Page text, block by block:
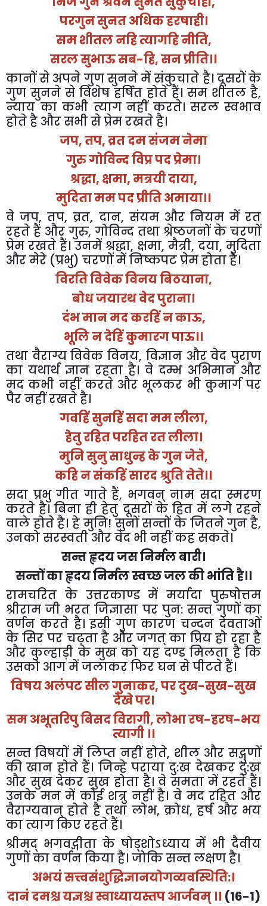
परगुनसुनतअधिकहरषाही।
समशीतलनहित्यागहिनीति,
सरलसुभाऊसब-हि,सनप्रीति।।
कानोंसे अपने गुणसुननेमेंसंकुचाते है। दूसरोंके
गुण सुनने से विशेष हर्षित होते हैं। सम शीतल है,
न्याय का कभी त्याग नहीं करते। सरल स्वभाव
होतेहै औरसभीसेप्रेमरखतेहै।
जप,तप,व्रतदमसंजमनेमा
गुरुगोविन्दविप्रपदप्रेमा।
श्रद्धा, क्षमा,मत्रयीदाया,
मुदिताममपदप्रीतिअमाया।।
वे जप,तप,व्रत, दान, संयम और नियम में रत
रहते हैं और गुरु, गोविन्द तथा श्रेष्ठजनों के चरणों
प्रेम रखते हैं। उनमें श्रद्धा, क्षमा, मैत्री, दया, मुदिता
औरमेरे (प्रभु) चरणोंमेंनिष्कपटप्रेमहोताहै।
विरतिविवेकविनयबिठयाना,
बोधजयारथवेदपुराना।
दंभमानमदकरहिंनकाऊ,
भूलिनदेहिंकुमारगपाऊ।।
तथा वैराग्य विवेक विनय, विज्ञान और वेद पुराण
का यथार्थ ज्ञान रहता है। वे दम्भ अभिमान और
मद कभी नहीं करते और भूलकर भी कुमार्ग पर
पैरनहींरखतेहै।
गवहिंसुनहिंसदाममलीला,
हेतुरहितपरहितरतलीला।
मुनिसुनुसाधुन्हकेगुनजेते,
कहिनसंकहिंसारदश्रुतितेते।।
सदा प्रभु गीत गाते हैं, भगवन् नाम सदा स्मरण
करते है। बिना ही हेतु दूसरों के हित में लगे रहने
वाले होते है। हे मुनि!सुनों सन्तों के जितने गुन है,
उनकोसरस्वतीऔरवेद भीनहींकहसकते।
सन्तहृदयजसनिर्मलबारी।
सन्तोंकाहृदयनिर्मलस्वच्छजलकीभांतिहै।।
रामचरित के उत्तरकाण्ड में मर्यादा पुरुषोत्तम
श्रीराम जी भरत जिज्ञासा पर पुन: सन्त गुणों का
वर्णन करते है। इसी गुण कारण चन्दन देवताओं
के सिर पर चढ़ता है और जगत् का प्रिय हो रहा है
और कुल्हाड़ी के मुख को यह दण्ड मिलता है कि
उसको आगमेंजलाकरफिरघनसेपीटतेहैं।
विषयअलंपटसीलगुनाकर,परदुख-सुख-सुख
देखेपर।
समअभूतरिपुबिसदविरागी,लोभारष-हरष-भय
त्यागी ।।
सन्त विषयों में लिप्त नहीं होते, शील और सद्गुणों
की खान होते हैं। जिन्हे पराया दु:ख देखकर दु:ख
और सुख देकर सुख होता है। वे समता में रहते हैं।
उनके मन में कोई शत्रु नहीं है। वे मद रहित और
वैराग्यवान् होते है तथा लोभ, क्रोध,हर्ष और भय
कात्यागकिएरहतेहैं।
श्रीमद् भगवद्गीता के षोड्शोऽध्याय में भी दैवीय
गुणोंकावर्णनकियाहै। जोकिसन्तलक्षणहै।
अभयंसत्त्वसंशुद्धिज्ञानयोगव्यवस्थिति:।
दानंदमश्चयज्ञश्चस्वाध्यायस्तपआर्जवम् ।। (16-1)